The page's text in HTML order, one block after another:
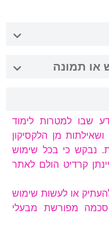
או תמונה
שבו למטרות לימוד
מן הלקסיקון
נבקש כי בכל שימוש
קרדיט הולם לאתר
או לעשות שימוש
מפורשת מבעלי